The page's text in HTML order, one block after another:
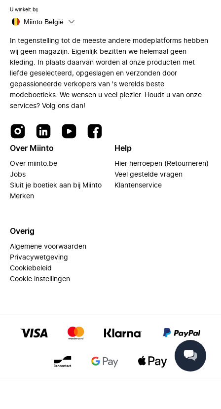
U winkelt bij
Miinto België
In tegenstelling tot de meeste andere modeplatforms hebben
wij geen magazijn. Eigenlijk bezitten we helemaal geen
kleding. In plaats daarvan worden al onze producten met
liefde geselecteerd, opgeslagen en verzonden door
gepassioneerde verkopers van 's werelds beste
modeboetieks. We wensen u veel plezier. Houdt u van onze
services? Volg ons dan!
Over Miinto
Over miinto.be
Jobs
Sluit je boetiek aan bij Miinto
Merken
Help
Hier herroepen (Retourneren)
Veel gestelde vragen
Klantenservice
Overig
Algemene voorwaarden
Privacywetgeving
Cookiebeleid
Cookie instellingen